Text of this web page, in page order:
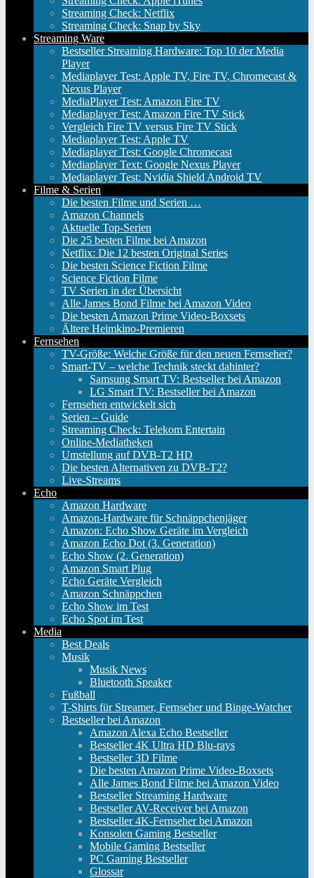
Streaming Check: Netflix
Streaming Check: Snap by Sky
Streaming Ware
Bestseller Streaming Hardware: Top 10 der Media
Player
Mediaplayer Test: Apple TV, Fire TV, Chromecast &
Nexus Player
MediaPlayer Test: Amazon Fire TV
Mediaplayer Test: Amazon Fire TV Stick
Vergleich Fire TV versus Fire TV Stick
Mediaplayer Test: Apple TV
Mediaplayer Test: Google Chromecast
Mediaplayer Text: Google Nexus Player
Mediaplayer Test: Nvidia Shield Android TV
Filme & Serien
Die besten Filme und Serien …
Amazon Channels
Aktuelle Top-Serien
Die 25 besten Filme bei Amazon
Netflix: Die 12 besten Original Series
Die besten Science Fiction Filme
Science Fiction Filme
TV Serien in der Übersicht
Alle James Bond Filme bei Amazon Video
Die besten Amazon Prime Video-Boxsets
Ältere Heimkino-Premieren
Fernsehen
TV-Größe: Welche Größe für den neuen Fernseher?
Smart-TV – welche Technik steckt dahinter?
Samsung Smart TV: Bestseller bei Amazon
LG Smart TV: Bestseller bei Amazon
Fernsehen entwickelt sich
Serien – Guide
Streaming Check: Telekom Entertain
Online-Mediatheken
Umstellung auf DVB-T2 HD
Die besten Alternativen zu DVB-T2?
Live-Streams
Echo
Amazon Hardware
Amazon-Hardware für Schnäppchenjäger
Amazon: Echo Show Geräte im Vergleich
Amazon Echo Dot (3. Generation)
Echo Show (2. Generation)
Amazon Smart Plug
Echo Geräte Vergleich
Amazon Schnäppchen
Echo Show im Test
Echo Spot im Test
Media
Best Deals
Musik
Musik News
Bluetooth Speaker
Fußball
T-Shirts für Streamer, Fernseher und Binge-Watcher
Bestseller bei Amazon
Amazon Alexa Echo Bestseller
Bestseller 4K Ultra HD Blu-rays
Bestseller 3D Filme
Die besten Amazon Prime Video-Boxsets
Alle James Bond Filme bei Amazon Video
Bestseller Streaming Hardware
Bestseller AV-Receiver bei Amazon
Bestseller 4K-Fernseher bei Amazon
Konsolen Gaming Bestseller
Mobile Gaming Bestseller
PC Gaming Bestseller
Glossar